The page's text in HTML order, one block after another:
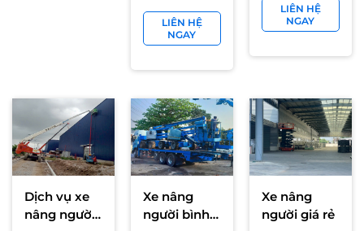
để có giải
pháp hợp lý
nhất.
được ưa
chuộng.
thế, hỗ trợ sức
người trong
những công
cao. Thay vì
phải phải
mang vác các
sản phẩm
thang, dây
kém an toàn
và kém hiệu
LIÊN HỆ
NGAY
lift tại
Đồng
chiều
việc từ
6m đến
50m.
Giá
thuê: từ
Lợi thế:
Đa
LIÊN HỆ
NGAY
Dịch vụ xe
nâng người
Xe nâng
người bình
Xe nâng
người giá rẻ